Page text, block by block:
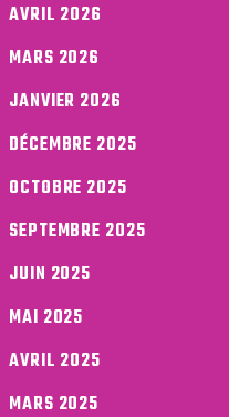
AVRIL 2026
MARS 2026
JANVIER 2026
DÉCEMBRE 2025
OCTOBRE 2025
SEPTEMBRE 2025
JUIN 2025
MAI 2025
AVRIL 2025
MARS 2025